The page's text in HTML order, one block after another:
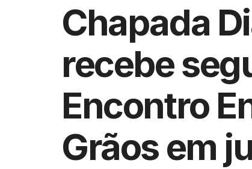
Chapada
recebe
Encontro
Grãos em